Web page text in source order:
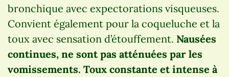
bronchique avec expectorations visqueuses.
Convient également pour la coqueluche et la
toux avec sensation d’étouffement. Nausées
continues, ne sont pas atténuées par les
vomissements. Toux constante et intense à